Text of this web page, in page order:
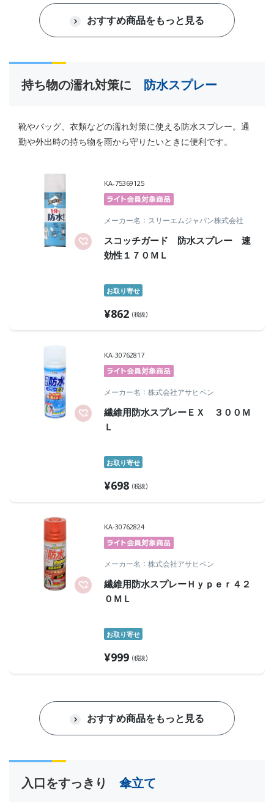
おすすめ商品をもっと見る
持ち物の濡れ対策に 防水スプレー
靴やバッグ、衣類などの濡れ対策に使える防水スプレー。通
勤や外出時の持ち物を雨から守りたいときに便利です。
KA-75369125
メーカー名 スリーエムジャパン株式会社
スコッチガード 防水スプレー 速
効性１７０ＭＬ
お取り寄せ
¥862 (税抜)
KA-30762817
メーカー名 株式会社アサヒペン
繊維用防水スプレーＥＸ ３００Ｍ
Ｌ
お取り寄せ
¥698 (税抜)
KA-30762824
メーカー名 株式会社アサヒペン
繊維用防水スプレーＨｙｐｅｒ４２
０ＭＬ
お取り寄せ
¥999 (税抜)
おすすめ商品をもっと見る
入口をすっきり 傘立て